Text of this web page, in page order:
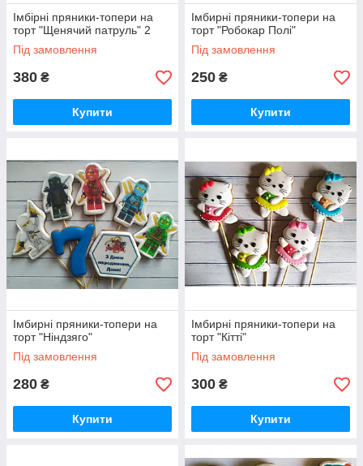
Імбірні пряники-топери на
торт "Щенячий патруль" 2
Під замовлення
380 ₴
Купити
Імбирні пряники-топери на
торт "Робокар Полі"
Під замовлення
250 ₴
Купити
Імбирні пряники-топери на
торт "Ніндзяго"
Під замовлення
280 ₴
Купити
Імбирні пряники-топери на
торт "Кітті"
Під замовлення
300 ₴
Купити